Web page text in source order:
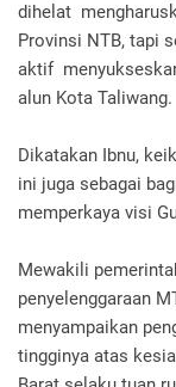
dihelat
Provinsi NTB, tapi
aktif
alun Kota Taliwang.
Dikatakan Ibnu,
ini juga sebagai
memperkaya visi
Mewakili
penyelenggaraan
menyampaikan
tingginya atas